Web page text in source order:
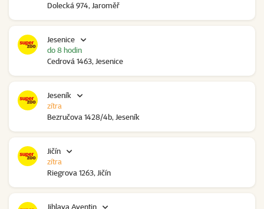
Dolecká 974, Jaroměř
Jesenice
Cedrová 1463, Jesenice
do 8 hodin
Jeseník
Bezručova 1428/4b, Jeseník
zítra
Jičín
Riegrova 1263, Jičín
zítra
Jihlava Aventin